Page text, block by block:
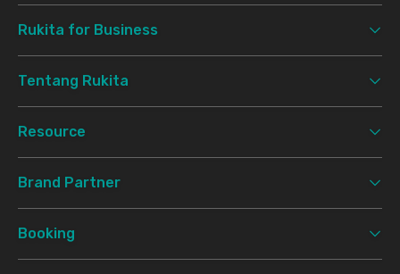
Rukita for Business
Tentang Rukita
Resource
Brand Partner
Booking